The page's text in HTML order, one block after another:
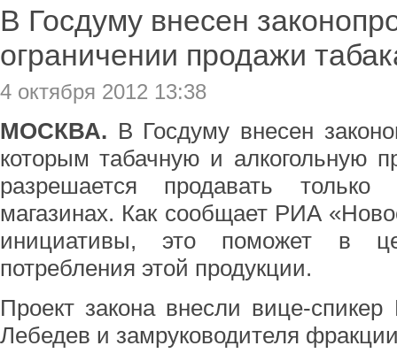
В Госдуму внесен
ограничении продажи
4 октября 2012 13:38
МОСКВА. В Госдуму внесен
которым табачную и алкогольную
разрешается продавать только
магазинах. Как сообщает РИА
инициативы, это поможет в
потребления этой продукции.
Проект закона внесли вице-
Лебедев и замруководителя